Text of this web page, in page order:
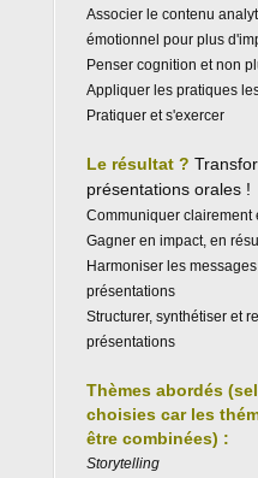
Associer le contenu
émotionnel pour plus
Penser cognition et non
Appliquer les pratiques
Pratiquer et s'exercer
Le résultat ?
présentations orales !
Communiquer clairement
Gagner en impact, en
Harmoniser les
présentations
Structurer, synthétiser et
présentations
Thèmes abordés
choisies car les
être combinées) :
Storytelling